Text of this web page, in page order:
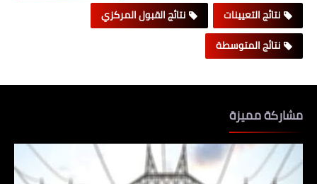
نتائج التعيينات
نتائج القبول المركزي
نتائج المتوسطة
مشاركة مميزة